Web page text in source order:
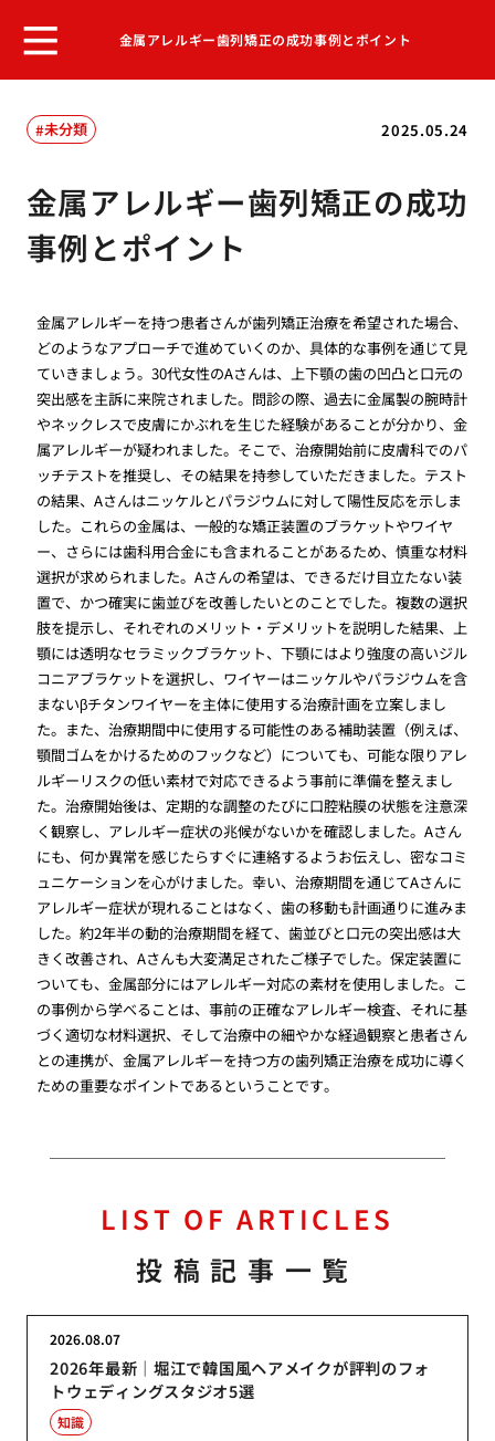
金属アレルギー歯列矯正の成功事例とポイント
2025.05.24
未分類
金属アレルギー歯列矯正の成功
事例とポイント
金属アレルギーを持つ患者さんが歯列矯正治療を希望された場合、
どのようなアプローチで進めていくのか、具体的な事例を通じて見
ていきましょう。30代女性のAさんは、上下顎の歯の凹凸と口元の
突出感を主訴に来院されました。問診の際、過去に金属製の腕時計
やネックレスで皮膚にかぶれを生じた経験があることが分かり、金
属アレルギーが疑われました。そこで、治療開始前に皮膚科でのパ
ッチテストを推奨し、その結果を持参していただきました。テスト
の結果、Aさんはニッケルとパラジウムに対して陽性反応を示しま
した。これらの金属は、一般的な矯正装置のブラケットやワイヤ
ー、さらには歯科用合金にも含まれることがあるため、慎重な材料
選択が求められました。Aさんの希望は、できるだけ目立たない装
置で、かつ確実に歯並びを改善したいとのことでした。複数の選択
肢を提示し、それぞれのメリット・デメリットを説明した結果、上
顎には透明なセラミックブラケット、下顎にはより強度の高いジル
コニアブラケットを選択し、ワイヤーはニッケルやパラジウムを含
まないβチタンワイヤーを主体に使用する治療計画を立案しまし
た。また、治療期間中に使用する可能性のある補助装置（例えば、
顎間ゴムをかけるためのフックなど）についても、可能な限りアレ
ルギーリスクの低い素材で対応できるよう事前に準備を整えまし
た。治療開始後は、定期的な調整のたびに口腔粘膜の状態を注意深
く観察し、アレルギー症状の兆候がないかを確認しました。Aさん
にも、何か異常を感じたらすぐに連絡するようお伝えし、密なコミ
ュニケーションを心がけました。幸い、治療期間を通じてAさんに
アレルギー症状が現れることはなく、歯の移動も計画通りに進みま
した。約2年半の動的治療期間を経て、歯並びと口元の突出感は大
きく改善され、Aさんも大変満足されたご様子でした。保定装置に
ついても、金属部分にはアレルギー対応の素材を使用しました。こ
の事例から学べることは、事前の正確なアレルギー検査、それに基
づく適切な材料選択、そして治療中の細やかな経過観察と患者さん
との連携が、金属アレルギーを持つ方の歯列矯正治療を成功に導く
ための重要なポイントであるということです。
LIST OF ARTICLES
投稿記事一覧
2026年最新｜堀江で韓国風ヘアメイクが評判のフォ
トウェディングスタジオ5選
2026.08.07
知識